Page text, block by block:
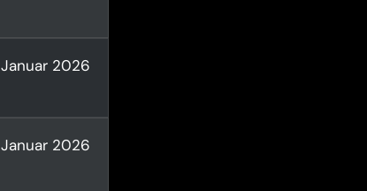
Januar 2026
Januar 2026